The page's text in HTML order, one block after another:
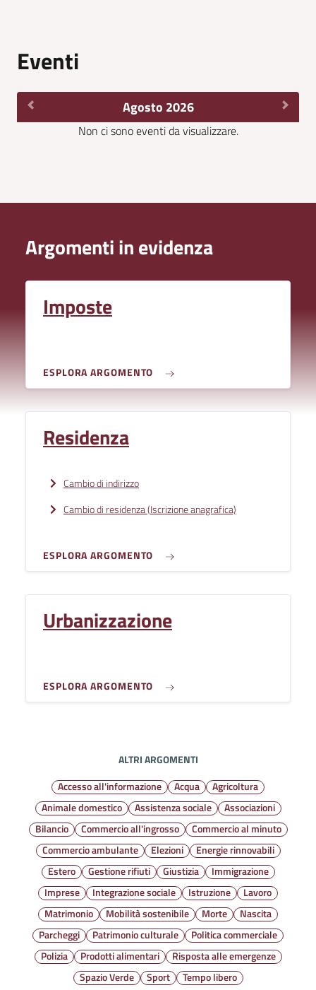
Eventi
Agosto 2026
Non ci sono eventi da visualizzare.
Argomenti in evidenza
Imposte
ESPLORA ARGOMENTO
Residenza
Cambio di indirizzo
Cambio di residenza (Iscrizione anagrafica)
ESPLORA ARGOMENTO
Urbanizzazione
ESPLORA ARGOMENTO
ALTRI ARGOMENTI
Accesso all'informazione
Acqua
Agricoltura
Animale domestico
Assistenza sociale
Associazioni
Bilancio
Commercio all'ingrosso
Commercio al minuto
Commercio ambulante
Elezioni
Energie rinnovabili
Estero
Gestione rifiuti Giustizia
Immigrazione
Imprese
Integrazione sociale Istruzione
Lavoro
Matrimonio
Mobilità sostenibile Morte
Nascita
Parcheggi
Patrimonio culturale
Politica commerciale
Polizia
Prodotti alimentari
Risposta alle emergenze
Spazio Verde
Sport Tempo libero